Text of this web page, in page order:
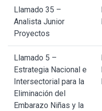
Llamado 35 –
Analista Junior
Proyectos
Llamado 5 –
Estrategia Nacional e
Intersectorial para la
Eliminación del
Embarazo Niñas y la